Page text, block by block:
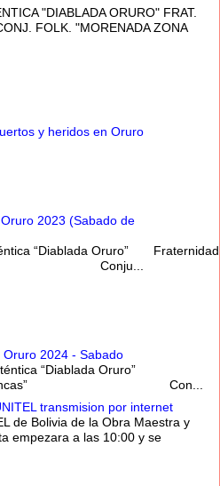
"DIABLADA ORURO" FRAT.
FOLK. "MORENADA ZONA
y heridos en Oruro
2023 (Sabado de
“Diablada Oruro” Fraternidad
Conju...
2024 - Sabado
“Diablada Oruro”
Sol “Los Incas” Con...
transmision por internet
de Bolivia de la Obra Maestra y
empezara a las 10:00 y se